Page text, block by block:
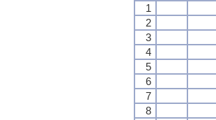
1
2
3
4
5
6
7
8
1
2
3
4
5
6
7
8
1
2
3
4
5
6
7
8
1
2
3
4
5
6
7
8